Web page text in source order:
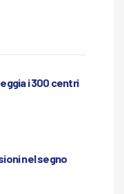
i 300 centri
nel segno